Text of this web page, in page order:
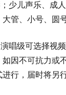
少儿声乐、成
管、小号、圆
唱级可选择视
如因不可抗力
行，届时将另